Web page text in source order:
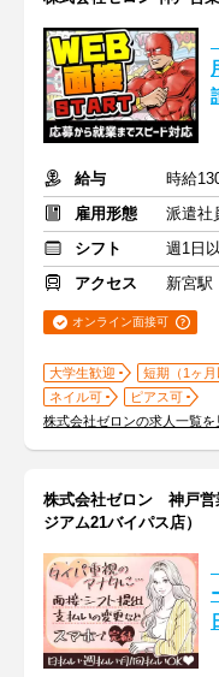
給与
時給
雇用形態
派遣社
シフト
週1日
アクセス
新宮駅
オンライン面接可
大学生歓迎 短期（1ヶ月
ネイル可
ピアス可
株式会社ゼロンの求人一覧を
株式会社ゼロン 神戸
ジアム21バイパス店）